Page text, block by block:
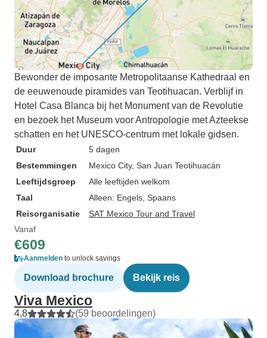
Bewonder de imposante Metropolitaanse Kathedraal en
de eeuwenoude piramides van Teotihuacan. Verblijf in
Hotel Casa Blanca bij het Monument van de Revolutie
en bezoek het Museum voor Antropologie met Azteekse
schatten en het UNESCO-centrum met lokale gidsen.
Duur
5 dagen
Bestemmingen
Mexico City, San Juan Teotihuacán
Leeftijdsgroep
Alle leeftijden welkom
Taal
Alleen: Engels, Spaans
Reisorganisatie
SAT Mexico Tour and Travel
Vanaf
€609
Aanmelden to unlock savings
Download brochure Bekijk reis
Viva Mexico
4,8 (59 beoordelingen)